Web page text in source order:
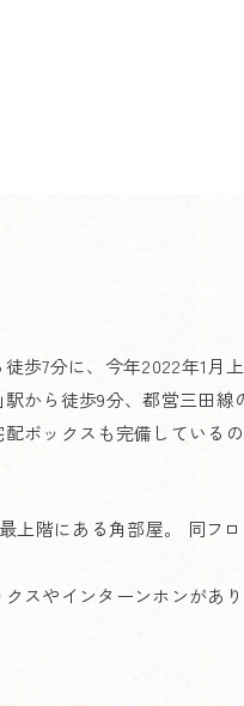
歩7分に、今年2022年1月
から徒歩9分、都営三田
ボックスも完備している
上階にある角部屋。 同フ
スやインターンホンがあ